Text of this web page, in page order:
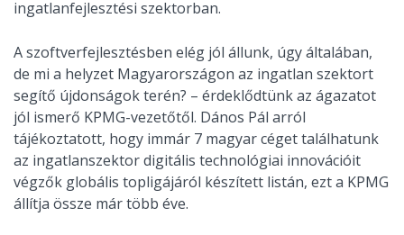
ingatlanfejlesztési szektorban.
A szoftverfejlesztésben elég jól állunk, úgy általában,
de mi a helyzet Magyarországon az ingatlan szektort
segítő újdonságok terén? – érdeklődtünk az ágazatot
jól ismerő KPMG-vezetőtől. Dános Pál arról
tájékoztatott, hogy immár 7 magyar céget találhatunk
az ingatlanszektor digitális technológiai innovációit
végzők globális topligájáról készített listán, ezt a KPMG
állítja össze már több éve.